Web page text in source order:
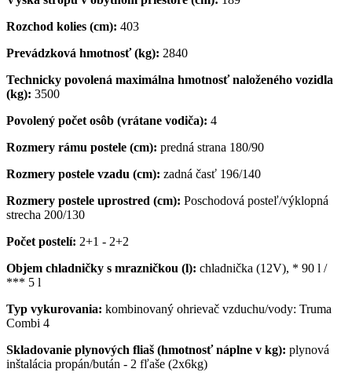
Rozchod kolies (cm): 403
Prevádzková hmotnosť (kg): 2840
Technicky povolená maximálna hmotnosť naloženého vozidla
(kg): 3500
Povolený počet osôb (vrátane vodiča): 4
Rozmery rámu postele (cm): predná strana 180/90
Rozmery postele vzadu (cm): zadná časť 196/140
Rozmery postele uprostred (cm): Poschodová posteľ/výklopná
strecha 200/130
Počet postelí: 2+1 - 2+2
Objem chladničky s mrazničkou (l): chladnička (12V), * 90 l /
*** 5 l
Typ vykurovania: kombinovaný ohrievač vzduchu/vody: Truma
Combi 4
Skladovanie plynových fliaš (hmotnosť náplne v kg): plynová
inštalácia propán/bután - 2 fľaše (2x6kg)